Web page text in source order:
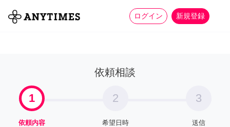
ログイン 新規登録
全て 家事 more_horiz
依頼相談
1
依頼内容
2
希望日時
3
送信